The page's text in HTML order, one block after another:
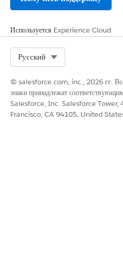
уведомлений для
ЭТА СТАТЬЯ
Оставьте свой
Да
Используется Experience Cloud
Русский
© salesforce.com, inc., 2026 гг.
знаки принадлежат
Salesforce, Inc. Salesforce
Francisco, CA 94105, United